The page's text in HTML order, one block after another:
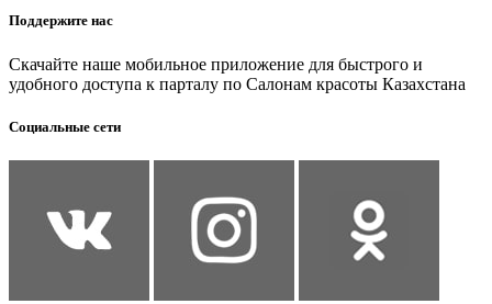
Поддержите нас
Скачайте наше мобильное приложение для быстрого и
удобного доступа к парталу по Салонам красоты Казахстана
Социальные сети